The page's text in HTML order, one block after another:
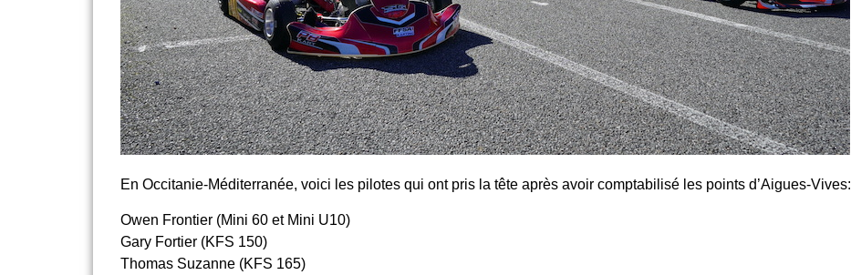
En Occitanie-Méditerranée, voici les pilotes qui ont pris la tête après avoir comptabilisé les points d’Aigues-Vives:
Owen Frontier (Mini 60 et Mini U10)
Gary Fortier (KFS 150)
Thomas Suzanne (KFS 165)